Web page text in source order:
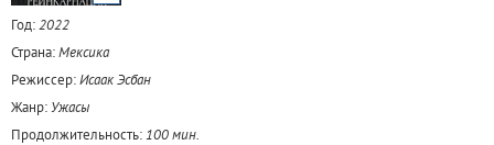
Год:2022
Страна:Мексика
Режиссер:Исаак Эсбан
Жанр: Ужасы
Продолжительность: 100 мин.